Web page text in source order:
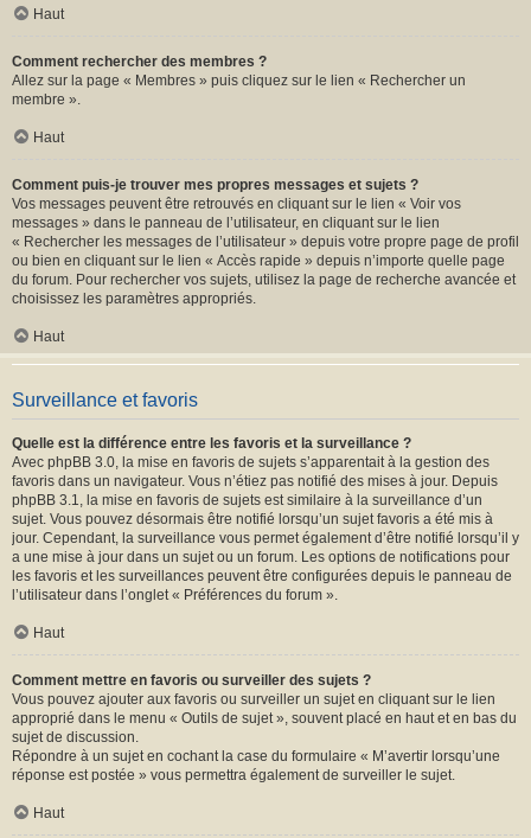
Haut
Comment rechercher des membres ?
Allez sur la page « Membres » puis cliquez sur le lien « Rechercher un
membre ».
Haut
Comment puis-je trouver mes propres messages et sujets ?
Vos messages peuvent être retrouvés en cliquant sur le lien « Voir vos
messages » dans le panneau de l’utilisateur, en cliquant sur le lien
« Rechercher les messages de l’utilisateur » depuis votre propre page de profil
ou bien en cliquant sur le lien « Accès rapide » depuis n’importe quelle page
du forum. Pour rechercher vos sujets, utilisez la page de recherche avancée et
choisissez les paramètres appropriés.
Haut
Surveillance et favoris
Quelle est la différence entre les favoris et la surveillance ?
Avec phpBB 3.0, la mise en favoris de sujets s’apparentait à la gestion des
favoris dans un navigateur. Vous n’étiez pas notifié des mises à jour. Depuis
phpBB 3.1, la mise en favoris de sujets est similaire à la surveillance d’un
sujet. Vous pouvez désormais être notifié lorsqu’un sujet favoris a été mis à
jour. Cependant, la surveillance vous permet également d’être notifié lorsqu’il y
a une mise à jour dans un sujet ou un forum. Les options de notifications pour
les favoris et les surveillances peuvent être configurées depuis le panneau de
l’utilisateur dans l’onglet « Préférences du forum ».
Haut
Comment mettre en favoris ou surveiller des sujets ?
Vous pouvez ajouter aux favoris ou surveiller un sujet en cliquant sur le lien
approprié dans le menu « Outils de sujet », souvent placé en haut et en bas du
sujet de discussion.
Répondre à un sujet en cochant la case du formulaire « M’avertir lorsqu’une
réponse est postée » vous permettra également de surveiller le sujet.
Haut